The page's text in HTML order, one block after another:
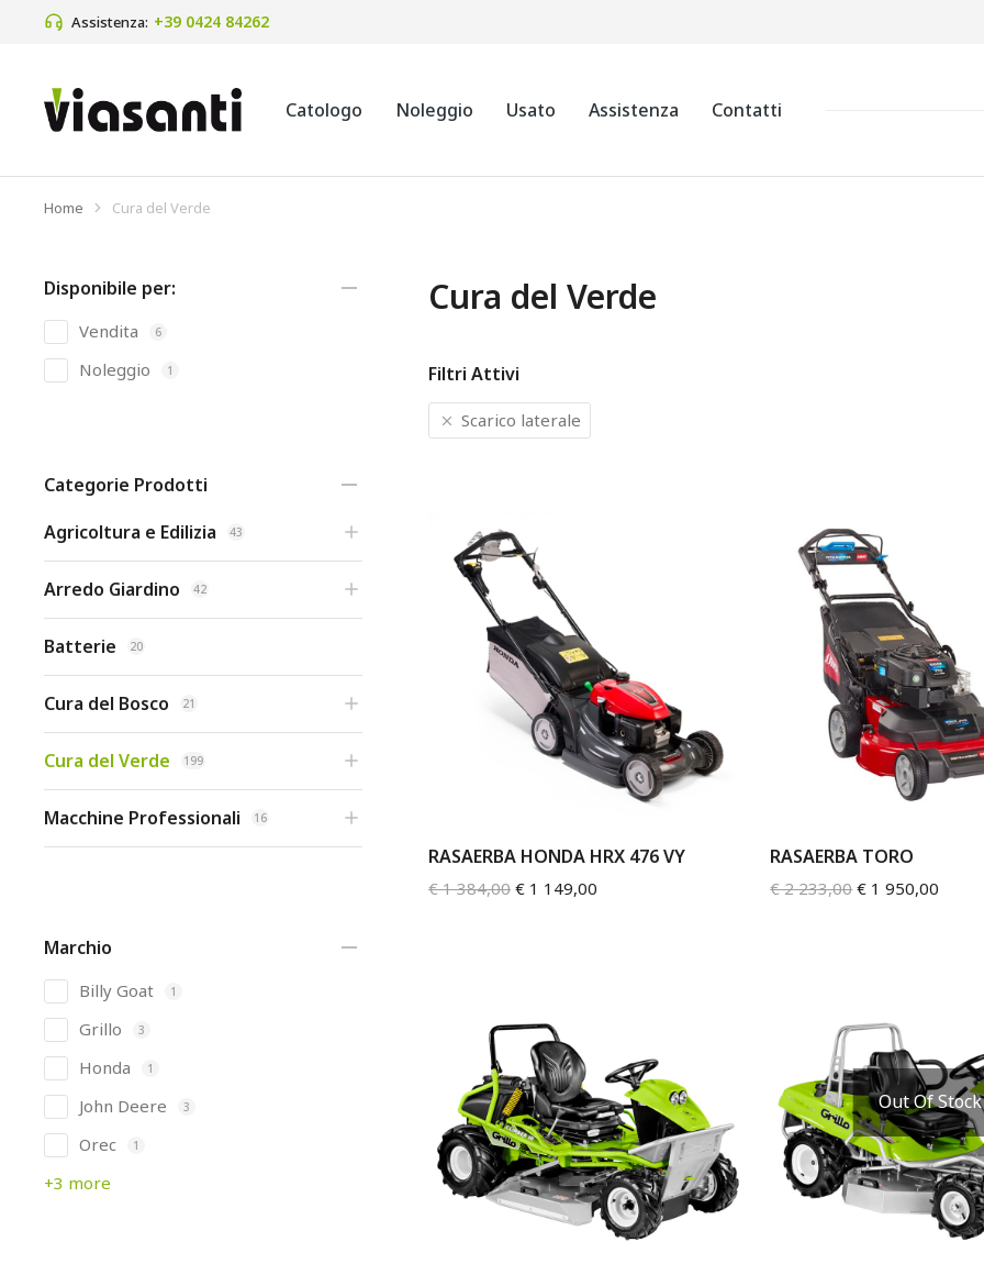
Assistenza: +39 0424 84262
Catologo Noleggio Usato Assistenza Contatti
Tu sei qui:
Home Cura del Verde
Disponibile per:
Vendita 6
Noleggio 1
Categorie Prodotti
Agricoltura e Edilizia
43
Arredo Giardino 42
Batterie 20
Cura del Bosco 21
Cura del Verde 199
Macchine Professionali 16
Marchio
Billy Goat 1
Grillo 3
Honda 1
John Deere 3
Orec 1
+3 more
Cura del Verde
Filtri Attivi
Scarico laterale
RASAERBA HONDA HRX 476 VY
€1 384,00 € 1 149,00
RASAERBA TORO
€2 233,00 € 1 950,00
Out Of Stock